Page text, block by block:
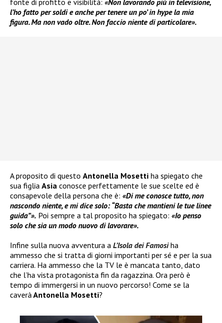
fonte di profitto e visibilità: «Non lavorando più in televisione,
l’ho fatto per soldi e anche per tenere un po’ in hype la mia
figura. Ma non vado oltre. Non faccio niente di particolare».
A proposito di questo Antonella Mosetti ha spiegato che
sua figlia Asia conosce perfettamente le sue scelte ed è
consapevole della persona che è: «Di me conosce tutto, non
nascondo niente, e mi dice solo: “Basta che mantieni le tue linee
guida”». Poi sempre a tal proposito ha spiegato: «Io penso
solo che sia un modo nuovo di lavorare».
Infine sulla nuova avventura a L’Isola dei Famosiha
ammesso che si tratta di giorni importanti per sé e per la sua
carriera. Ha ammesso che la TV le è mancata tanto, dato
che l’ha vista protagonista fin da ragazzina. Ora però è
tempo di immergersi in un nuovo percorso! Come se la
caveràAntonella Mosetti?